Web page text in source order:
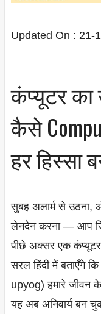
Updated On : 21-
कंप्यूटर का
कैसे
हर हिस्सा
सुबह अलार्म से उठना,
लेनदेन करना — आप
पीछे अक्सर एक
सरल हिंदी में बताएँगे कि
upyog) हमारे जीवन
यह अब अनिवार्य बन